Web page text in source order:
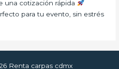
una cotización rápida
para tu evento, sin estrés
Renta carpas cdmx